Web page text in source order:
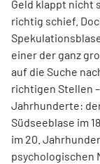
Geld klappt nicht
richtig schief.
einer der ganz
auf die Suche
richtigen Stellen
Jahrhunderte:
Südseeblase im
im 20.
psychologischen